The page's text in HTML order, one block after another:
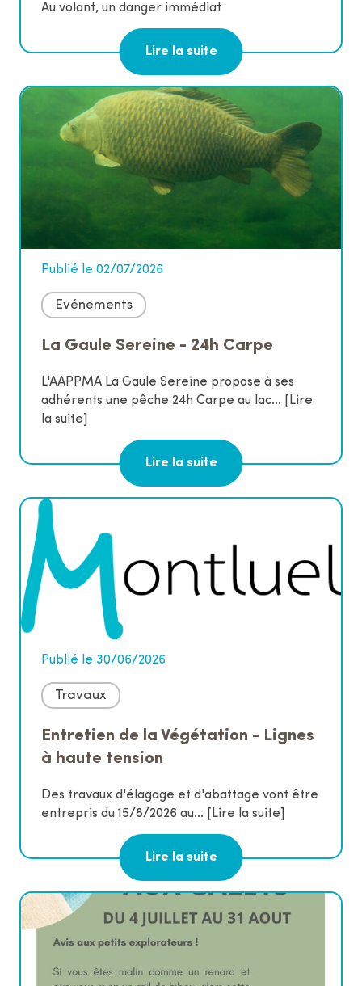
Au volant, un danger immédiat
Lire la suite
Publié le 02/07/2026
Evénements
La Gaule Sereine - 24h Carpe
L'AAPPMA La Gaule Sereine propose à ses
adhérents une pêche 24h Carpe au lac...
[Lire
la suite]
Lire la suite
Publié le 30/06/2026
Travaux
Entretien de la Végétation - Lignes
à haute tension
Des travaux d'élagage et d'abattage vont être
entrepris du 15/8/2026 au...
[Lire la suite]
Lire la suite